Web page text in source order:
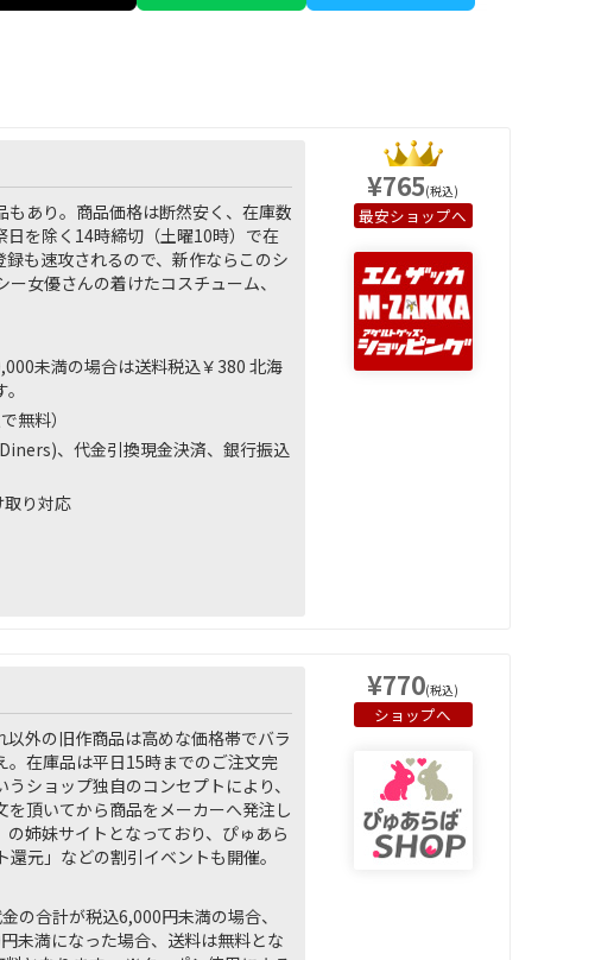
あり。商品価格は断然安く、在庫数
を除く14時締切（土曜10時）で在
も速攻されるので、新作ならこのシ
女優さんの着けたコスチューム、
未満の場合は送料税込￥380 北海
無料）
、代金引換現金決済、銀行振込
り対応
¥765(税込)
ショップへ
外の旧作商品は高めな価格帯でバラ
。在庫品は平日15時までのご注文完
ショップ独自のコンセプトにより、
頂いてから商品をメーカーへ発注し
姉妹サイトとなっており、ぴゅあら
元」などの割引イベントも開催。
の合計が税込6,000円未満の場合、
未満になった場合、送料は無料とな
¥770(税込)
ショップへ